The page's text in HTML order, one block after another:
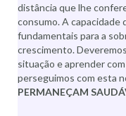
distância que lhe
consumo. A capacidade
fundamentais para a
crescimento.
situação e aprender
perseguimos com esta
PERMANEÇAM